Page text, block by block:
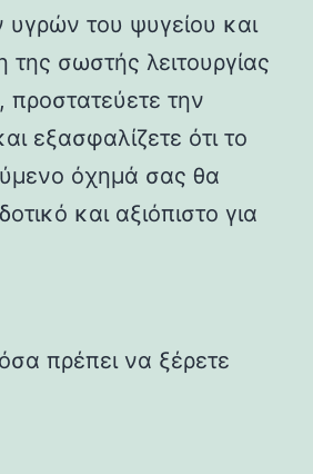
του ψυγείου και
σωστής λειτουργίας
προστατεύετε την
εξασφαλίζετε ότι το
όχημά σας θα
και αξιόπιστο για
πρέπει να ξέρετε